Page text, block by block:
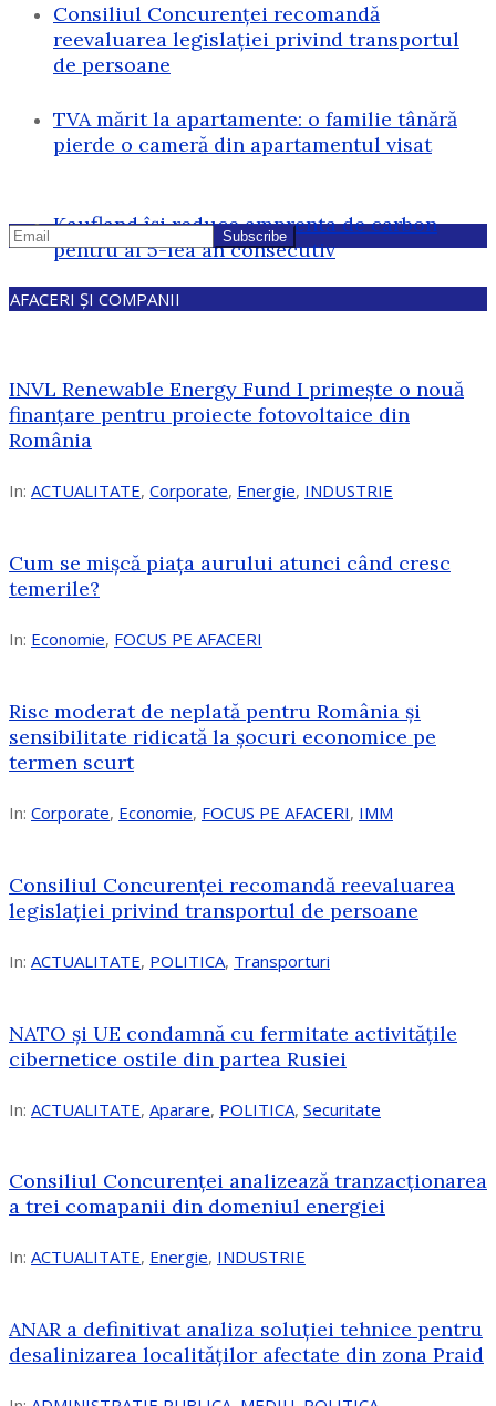
Consiliul Concurenței recomandă
reevaluarea legislației privind transportul
de persoane
TVA mărit la apartamente: o familie tânără
pierde o cameră din apartamentul visat
Kaufland își reduce amprenta de carbon
pentru al 5-lea an consecutiv
AFACERI ȘI COMPANII
INVL Renewable Energy Fund I primește o nouă
finanțare pentru proiecte fotovoltaice din
România
In: ACTUALITATE, Corporate, Energie, INDUSTRIE
Cum se mișcă piața aurului atunci când cresc
temerile?
In: Economie, FOCUS PE AFACERI
Risc moderat de neplată pentru România și
sensibilitate ridicată la șocuri economice pe
termen scurt
In: Corporate, Economie, FOCUS PE AFACERI, IMM
Consiliul Concurenței recomandă reevaluarea
legislației privind transportul de persoane
In: ACTUALITATE, POLITICA, Transporturi
NATO și UE condamnă cu fermitate activitățile
cibernetice ostile din partea Rusiei
In: ACTUALITATE, Aparare, POLITICA, Securitate
Consiliul Concurenţei analizează tranzacționarea
a trei comapanii din domeniul energiei
In: ACTUALITATE, Energie, INDUSTRIE
ANAR a definitivat analiza soluției tehnice pentru
desalinizarea localităților afectate din zona Praid